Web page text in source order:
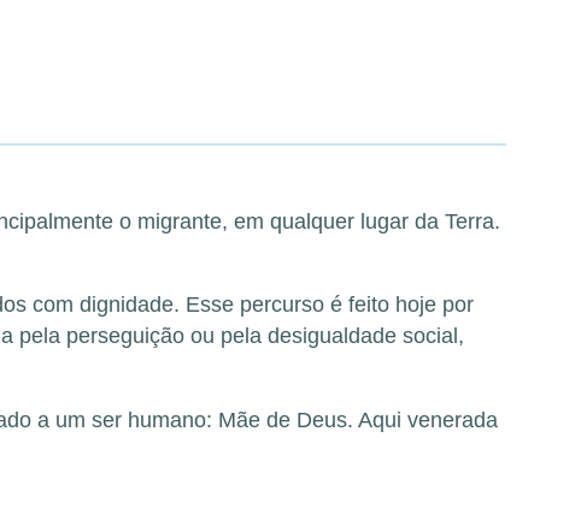
o migrante, em qualquer lugar da Terra.
com dignidade. Esse percurso é feito hoje por
pela perseguição ou pela desigualdade social,
a um ser humano: Mãe de Deus. Aqui venerada